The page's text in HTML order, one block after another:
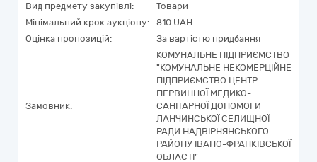
Вид предмету закупівлі:
Товари
Мінімальний крок аукціону:
810 UAH
Оцінка пропозицій:
За вартістю придбання
Замовник:
КОМУНАЛЬНЕ ПІДПРИЄМСТВО
"КОМУНАЛЬНЕ НЕКОМЕРЦІЙНЕ
ПІДПРИЄМСТВО ЦЕНТР
ПЕРВИННОЇ МЕДИКО-
САНІТАРНОЇ ДОПОМОГИ
ЛАНЧИНСЬКОЇ СЕЛИЩНОЇ
РАДИ НАДВІРНЯНСЬКОГО
РАЙОНУ ІВАНО-ФРАНКІВСЬКОЇ
ОБЛАСТІ"